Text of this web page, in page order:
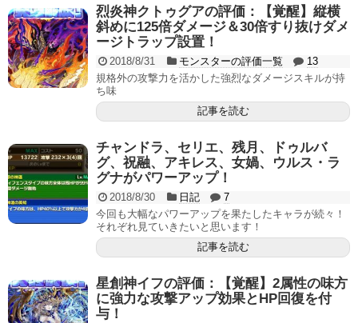
烈炎神クトゥグアの評価：【覚醒】縦横
斜めに125倍ダメージ＆30倍すり抜けダメ
ージトラップ設置！
2018/8/31 モンスターの評価一覧
13
規格外の攻撃力を活かした強烈なダメージスキルが持
ち味
記事を読む
チャンドラ、セリエ、残月、ドゥルバ
グ、祝融、アキレス、女媧、ウルス・ラ
グナがパワーアップ！
2018/8/30 日記
7
今回も大幅なパワーアップを果たしたキャラが続々！
それぞれ見ていきたいと思います！
記事を読む
星創神イフの評価：【覚醒】2属性の味方
に強力な攻撃アップ効果とHP回復を付
与！